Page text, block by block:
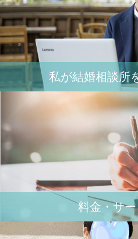
私が結婚相談所
料金・サ